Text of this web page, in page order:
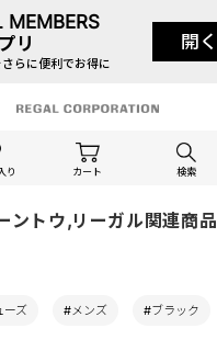
MEMBERS
リ
らに便利でお得に
開く
り カート 検索
ントウ,リーガル関連商品
ーズ #メンズ #ブラック